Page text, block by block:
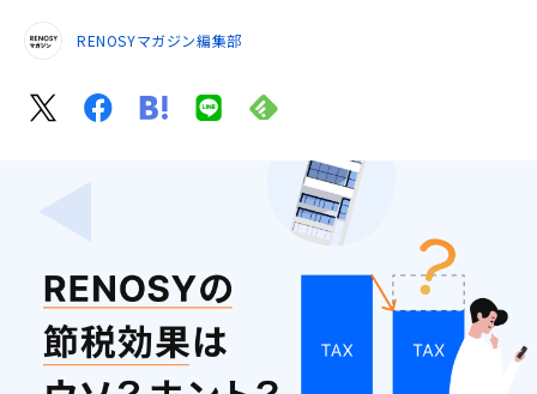
3/6
RENOSY（リノシー）で賢く節税するための知識を
RENOSYマガジン編集部